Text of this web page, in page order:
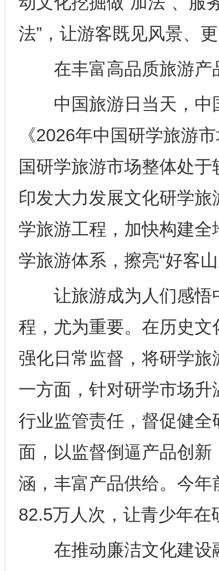
法”，让游客既见风景、
在丰富高品质旅游产
中国旅游日当天，中
《2026年中国研学旅游
国研学旅游市场整体处
印发大力发展文化研学
学旅游工程，加快构建
学旅游体系，擦亮“好客
让旅游成为人们感悟
程，尤为重要。在历史
强化日常监督，将研学
一方面，针对研学市场
行业监管责任，督促健
面，以监督倒逼产品创
涵，丰富产品供给。今
82.5万人次，让青少年
在推动廉洁文化建设